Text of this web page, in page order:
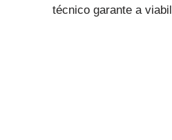
técnico garante a